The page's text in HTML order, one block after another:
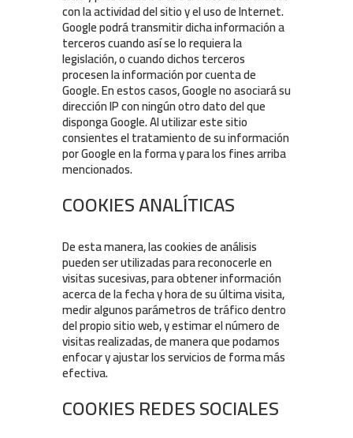
con la actividad del sitio y el uso de Internet.
Google podrá transmitir dicha información a
terceros cuando así se lo requiera la
legislación, o cuando dichos terceros
procesen la información por cuenta de
Google. En estos casos, Google no asociará su
dirección IP con ningún otro dato del que
disponga Google. Al utilizar este sitio
consientes el tratamiento de su información
por Google en la forma y para los fines arriba
mencionados.
COOKIES ANALÍTICAS
De esta manera, las cookies de análisis
pueden ser utilizadas para reconocerle en
visitas sucesivas, para obtener información
acerca de la fecha y hora de su última visita,
medir algunos parámetros de tráfico dentro
del propio sitio web, y estimar el número de
visitas realizadas, de manera que podamos
enfocar y ajustar los servicios de forma más
efectiva.
COOKIES REDES SOCIALES